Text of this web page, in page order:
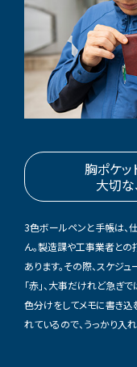
胸ポケ
大切な
3色ボールペンと手帳は、
ん。製造課や工事業者との
あります。その際、スケ
「赤」、大事だけれど急ぎ
色分けをしてメモに書き込
れているので、うっかり入